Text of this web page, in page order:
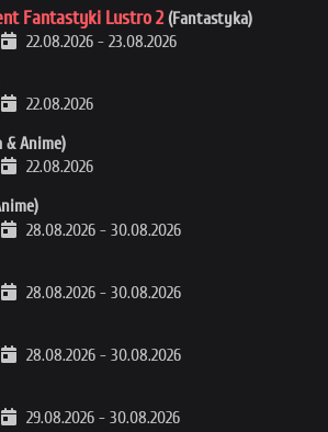
Fantastyki Lustro 2 (Fantastyka)
22.08.2026 - 23.08.2026
22.08.2026
& Anime)
22.08.2026
28.08.2026 - 30.08.2026
28.08.2026 - 30.08.2026
28.08.2026 - 30.08.2026
29.08.2026 - 30.08.2026